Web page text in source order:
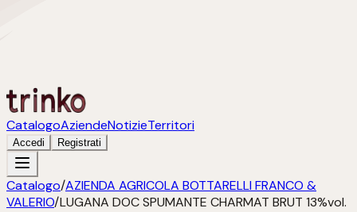
CatalogoAziendeNotizieTerritori
Accedi Registrati
Catalogo/AZIENDA AGRICOLA BOTTARELLI FRANCO &
VALERIO/LUGANA DOC SPUMANTE CHARMAT BRUT 13%vol.